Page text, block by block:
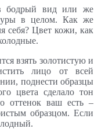
бодрый вид или же
в целом. Как же
себя? Цвет кожи, как
взять золотистую и
лицо от всей
поднести образцы
цвета сделало тон
оттенок ваш есть –
образцом. Если